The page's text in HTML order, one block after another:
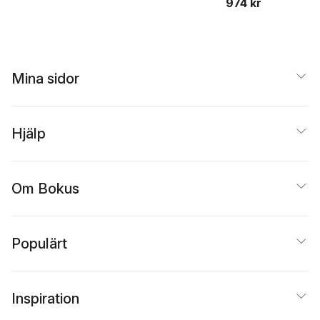
Mina sidor
Hjälp
Om Bokus
Populärt
Inspiration